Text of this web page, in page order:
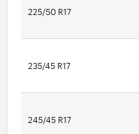
225/50 R17
235/45 R17
245/45 R17